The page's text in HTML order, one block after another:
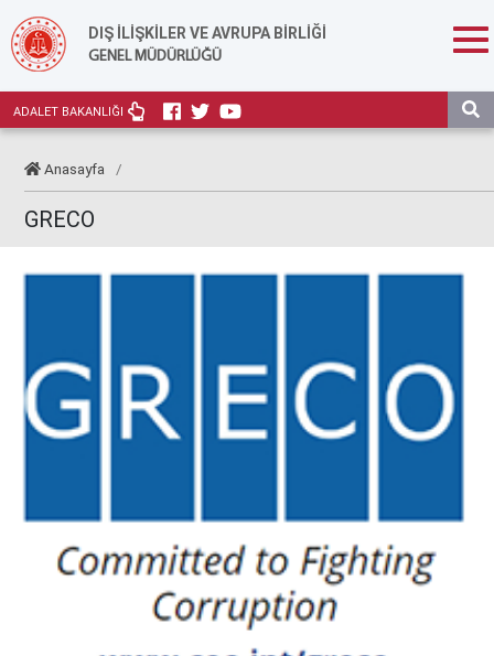
DIŞ İLİŞKİLER VE AVRUPA BİRLİĞİ
GENEL MÜDÜRLÜĞÜ
ADALET BAKANLIĞI
Anasayfa /
GRECO